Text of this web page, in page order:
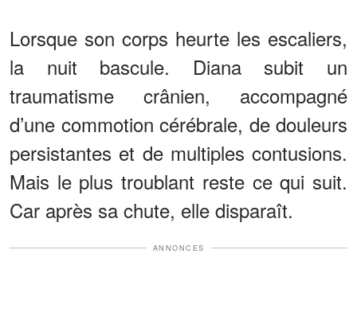
Lorsque son corps heurte les escaliers,
la nuit bascule. Diana subit un
traumatisme crânien, accompagné
d’une commotion cérébrale, de douleurs
persistantes et de multiples contusions.
Mais le plus troublant reste ce qui suit.
Car après sa chute, elle disparaît.
ANNONCES